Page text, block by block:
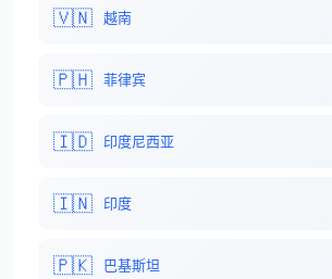
🇻🇳 越南
🇵🇭 菲律宾
🇮🇩 印度尼西亚
🇮🇳 印度
🇵🇰 巴基斯坦